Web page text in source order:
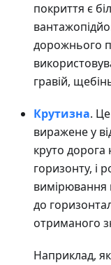
покриття є
дорожнього
гравій,
Крутизна.
виражене у
круто дорога
горизонту, і
вимірювання
до
отриманого
Наприклад,